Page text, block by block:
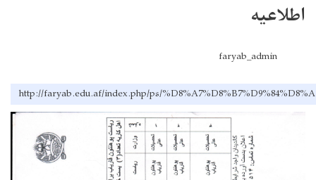
اطلاعیه
faryab_admin
http://faryab.edu.af/index.php/ps/